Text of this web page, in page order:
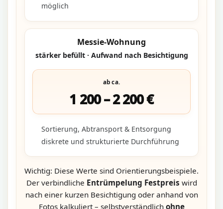
möglich
Messie-Wohnung
stärker befüllt · Aufwand nach Besichtigung
ab ca.
1 200 – 2 200 €
Sortierung, Abtransport & Entsorgung
diskrete und strukturierte Durchführung
Wichtig: Diese Werte sind Orientierungsbeispiele.
Der verbindliche Entrümpelung Festpreis wird
nach einer kurzen Besichtigung oder anhand von
Fotos kalkuliert – selbstverständlich ohne